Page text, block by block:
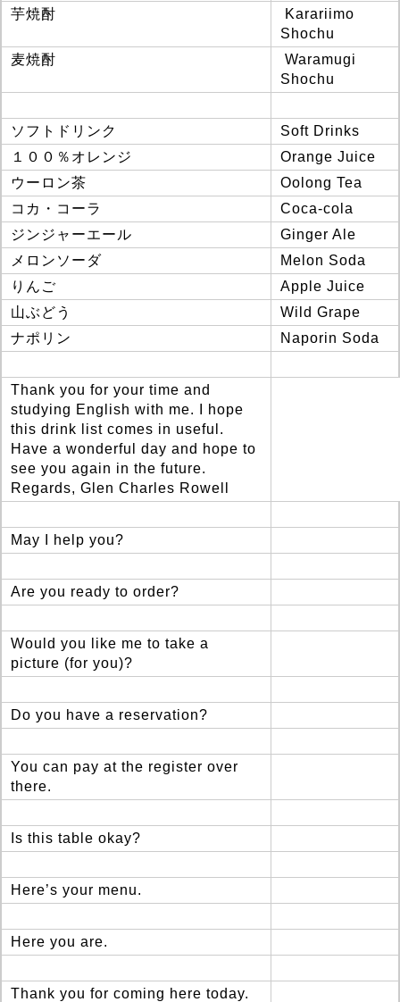
芋焼酎
Karariimo
Shochu
麦焼酎
Waramugi
Shochu
ソフトドリンク
Soft Drinks
１００％オレンジ
Orange Juice
ウーロン茶
Oolong Tea
コカ・コーラ
Coca-cola
ジンジャーエール
Ginger Ale
メロンソーダ
Melon Soda
りんご
Apple Juice
山ぶどう
Wild Grape
ナポリン
Naporin Soda
Thank you for your time and
studying English with me. I hope
this drink list comes in useful.
Have a wonderful day and hope to
see you again in the future.
Regards, Glen Charles Rowell
May I help you?
Are you ready to order?
Would you like me to take a
picture (for you)?
Do you have a reservation?
You can pay at the register over
there.
Is this table okay?
Here’s your menu.
Here you are.
Thank you for coming here today.